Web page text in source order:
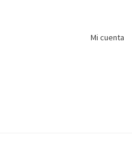
Mi cuenta